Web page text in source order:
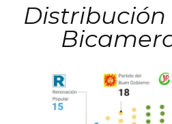
Distribución